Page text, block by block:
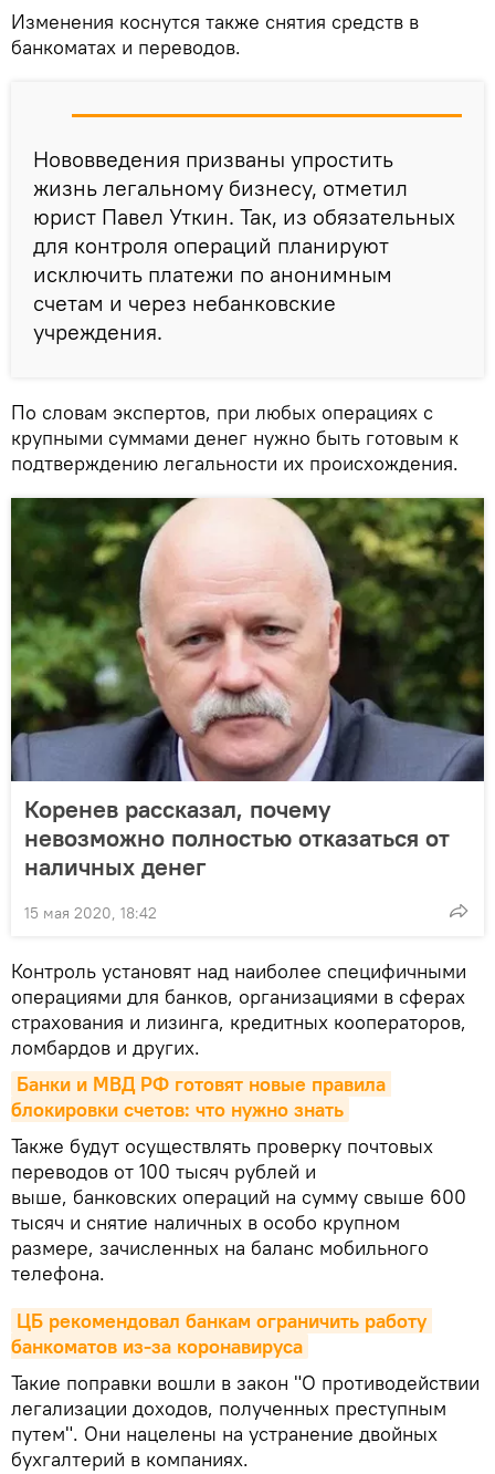
Изменения коснутся также снятия средств в
банкоматах и переводов.
Нововведения призваны упростить
жизнь легальному бизнесу, отметил
юрист Павел Уткин. Так, из обязательных
для контроля операций планируют
исключить платежи по анонимным
счетам и через небанковские
учреждения.
По словам экспертов, при любых операциях с
крупными суммами денег нужно быть готовым к
подтверждению легальности их происхождения.
Коренев рассказал, почему
невозможно полностью отказаться от
наличных денег
15 мая 2020, 18:42
Контроль установят над наиболее специфичными
операциями для банков, организациями в сферах
страхования и лизинга, кредитных кооператоров,
ломбардов и других.
Банки и МВД РФ готовят новые правила
блокировки счетов: что нужно знать
Также будут осуществлять проверку почтовых
переводов от 100 тысяч рублей и
выше, банковских операций на сумму свыше 600
тысяч и снятие наличных в особо крупном
размере, зачисленных на баланс мобильного
телефона.
ЦБ рекомендовал банкам ограничить работу
банкоматов из-за коронавируса
Такие поправки вошли в закон "О противодействии
легализации доходов, полученных преступным
путем". Они нацелены на устранение двойных
бухгалтерий в компаниях.